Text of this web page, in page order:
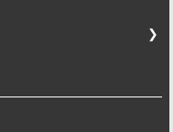
❯